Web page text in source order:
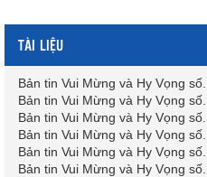
TÀI LIỆU
Bản tin Vui Mừng và Hy Vọng số...
Bản tin Vui Mừng và Hy Vọng số...
Bản tin Vui Mừng và Hy Vọng số...
Bản tin Vui Mừng và Hy Vọng số...
Bản tin Vui Mừng và Hy Vọng số...
Bản tin Vui Mừng và Hy Vọng số...